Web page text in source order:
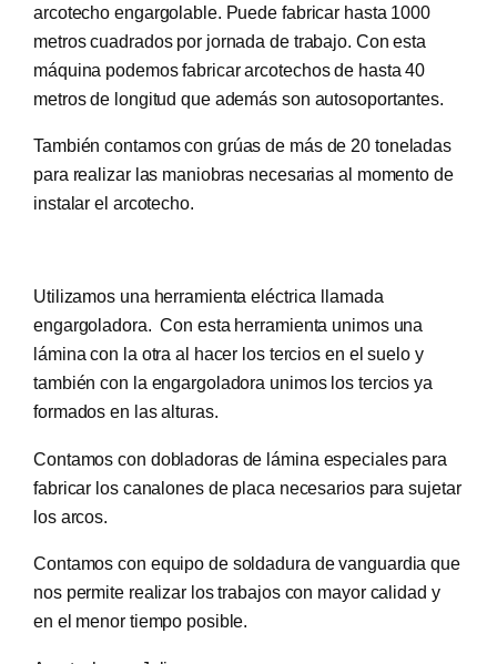
arcotecho engargolable. Puede fabricar hasta 1000
metros cuadrados por jornada de trabajo. Con esta
máquina podemos fabricar arcotechos de hasta 40
metros de longitud que además son autosoportantes.
También contamos con grúas de más de 20 toneladas
para realizar las maniobras necesarias al momento de
instalar el arcotecho.
Utilizamos una herramienta eléctrica llamada
engargoladora. Con esta herramienta unimos una
lámina con la otra al hacer los tercios en el suelo y
también con la engargoladora unimos los tercios ya
formados en las alturas.
Contamos con dobladoras de lámina especiales para
fabricar los canalones de placa necesarios para sujetar
los arcos.
Contamos con equipo de soldadura de vanguardia que
nos permite realizar los trabajos con mayor calidad y
en el menor tiempo posible.